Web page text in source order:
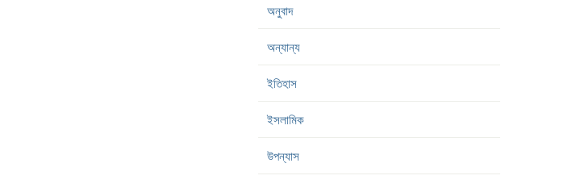
অনুবাদ
অন্যান্য
ইতিহাস
ইসলামিক
উপন্যাস